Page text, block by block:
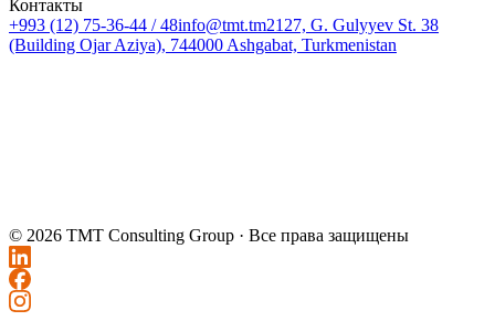
Контакты
+993 (12) 75-36-44 / 48info@tmt.tm2127, G. Gulyyev St. 38
(Building Ojar Aziya), 744000 Ashgabat, Turkmenistan
© 2026 TMT Consulting Group · Все права защищены